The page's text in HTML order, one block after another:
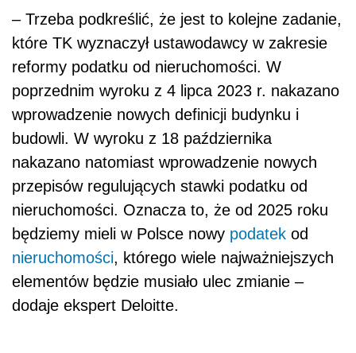
– Trzeba podkreślić, że jest to kolejne zadanie,
które TK wyznaczył ustawodawcy w zakresie
reformy podatku od nieruchomości. W
poprzednim wyroku z 4 lipca 2023 r. nakazano
wprowadzenie nowych definicji budynku i
budowli. W wyroku z 18 października
nakazano natomiast wprowadzenie nowych
przepisów regulujących stawki podatku od
nieruchomości. Oznacza to, że od 2025 roku
będziemy mieli w Polsce nowy podatek od
nieruchomości, którego wiele najważniejszych
elementów będzie musiało ulec zmianie –
dodaje ekspert Deloitte.